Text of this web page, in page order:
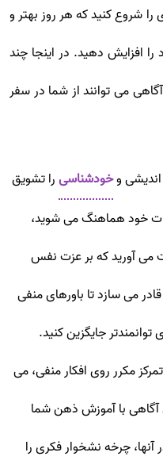
شروع کنید که هر روز بهتر و
افزایش دهید. در اینجا چند
می توانند از شما در سفر
وخودشناسیرا تشویق
خود هماهنگ می شوید،
می آورید که بر عزت نفس
می سازد تا باورهای منفی
جایگزین کنید.
مکرر روی افکار منفی، می
با آموزش ذهن شما
چرخه نشخوار فکری را